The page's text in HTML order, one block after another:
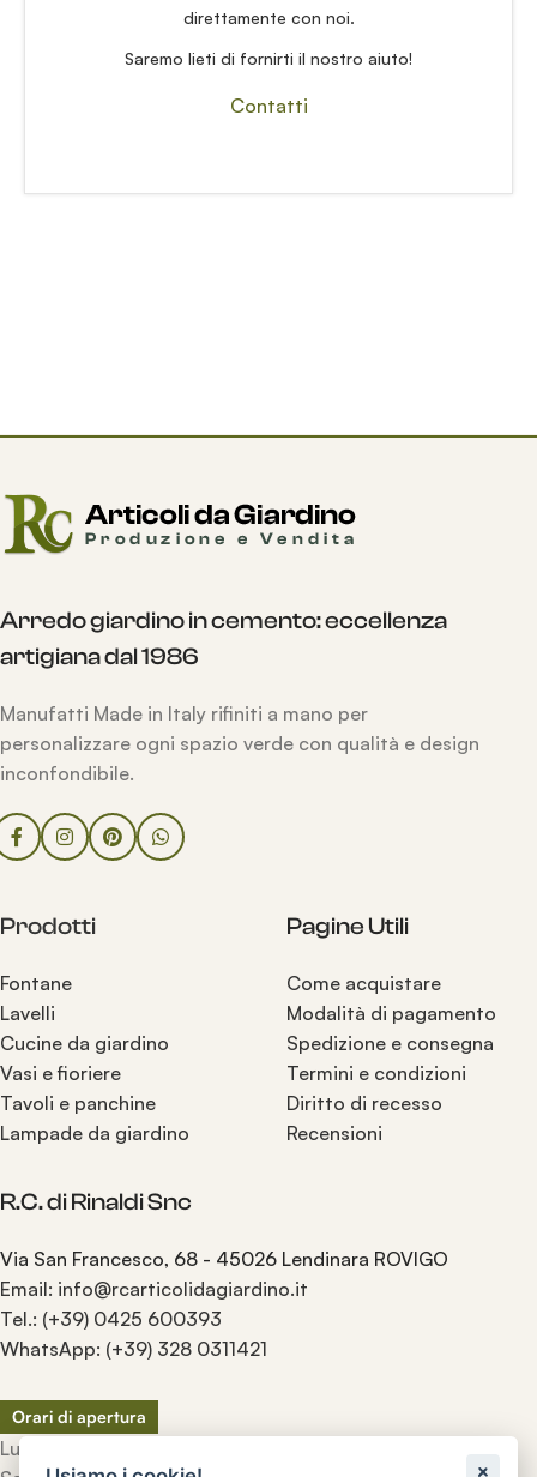
direttamente con noi.
Saremo lieti di fornirti il nostro aiuto!
Contatti
Arredo giardino in cemento: eccellenza
artigiana dal 1986
Manufatti Made in Italy rifiniti a mano per
personalizzare ogni spazio verde con qualità e design
inconfondibile.
Prodotti
Fontane
Lavelli
Cucine da giardino
Vasi e fioriere
Tavoli e panchine
Lampade da giardino
Pagine Utili
Come acquistare
Modalità di pagamento
Spedizione e consegna
Termini e condizioni
Diritto di recesso
Recensioni
R.C. di Rinaldi Snc
Via San Francesco, 68 - 45026 Lendinara ROVIGO
Email: info@rcarticolidagiardino.it
Tel.: (+39) 0425 600393
WhatsApp: (+39) 328 0311421
Orari di apertura
Lunedì - Venerdì: 8.00 - 12.30 / 13.30 - 17.00